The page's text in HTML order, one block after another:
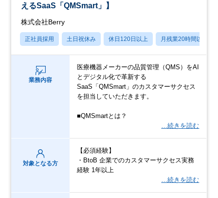
えるSaaS「QMSmart」】
株式会社Berry
正社員採用 土日祝休み 休日120日以上 月残業20時間以内
業務内容
医療機器メーカーの品質管理（QMS）をAI
とデジタル化で革新する
SaaS「QMSmart」のカスタマーサクセス
を担当していただきます。
■QMSmartとは？
…続きを読む
対象となる方
【必須経験】
・BtoB 企業でのカスタマーサクセス実務
経験 1年以上
…続きを読む